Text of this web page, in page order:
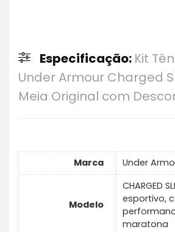
Especificação: Kit
Under Armour Charged
Meia Original com
Marca Under
Modelo
CHARGED
esportivo,
maratona